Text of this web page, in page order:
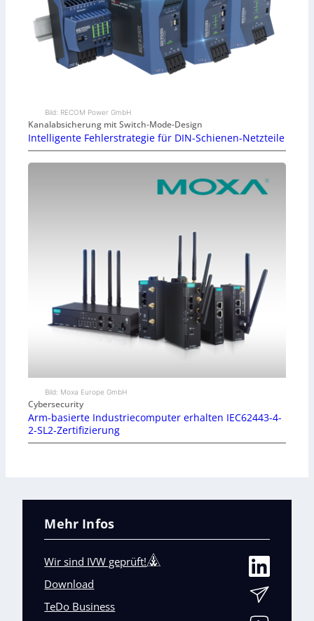
Bild: RECOM Power GmbH
Kanalabsicherung mit Switch-Mode-Design
Intelligente Fehlerstrategie für DIN-Schienen-Netzteile
Bild: Moxa Europe GmbH
Cybersecurity
Arm-basierte Industriecomputer erhalten IEC62443-4-
2-SL2-Zertifizierung
Mehr Infos
Wir sind IVW geprüft!
Download
TeDo Business